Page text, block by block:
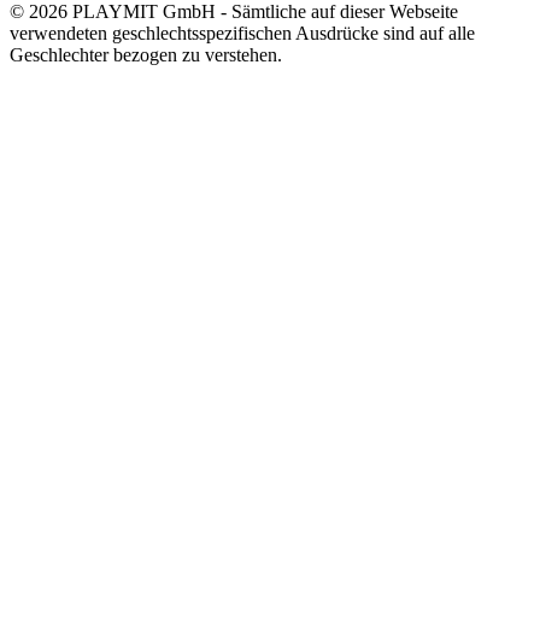
© 2026 PLAYMIT GmbH - Sämtliche auf dieser Webseite
verwendeten geschlechtsspezifischen Ausdrücke sind auf alle
Geschlechter bezogen zu verstehen.